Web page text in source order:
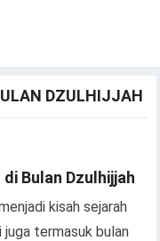
DZULHIJJAH
Bulan Dzulhijjah
kisah sejarah
juga termasuk bulan